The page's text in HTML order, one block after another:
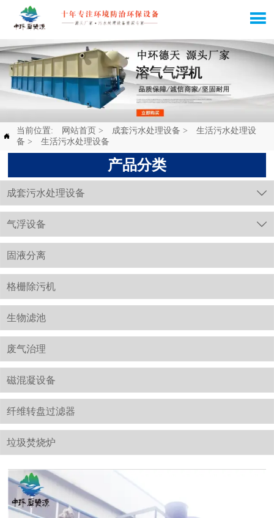


当前位置: 网站首页 > 成套污水处理设备 >
生活污水处理设
备 > 生活污水处理设备
产品分类
成套污水处理设备 
气浮设备 
固液分离
格栅除污机
生物滤池
废气治理
磁混凝设备
纤维转盘过滤器
垃圾焚烧炉